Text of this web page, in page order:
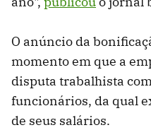
O anúncio da
momento em que a
disputa trabalhista
funcionários, da qual
de seus salários.